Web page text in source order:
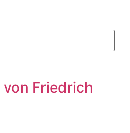
von Friedrich